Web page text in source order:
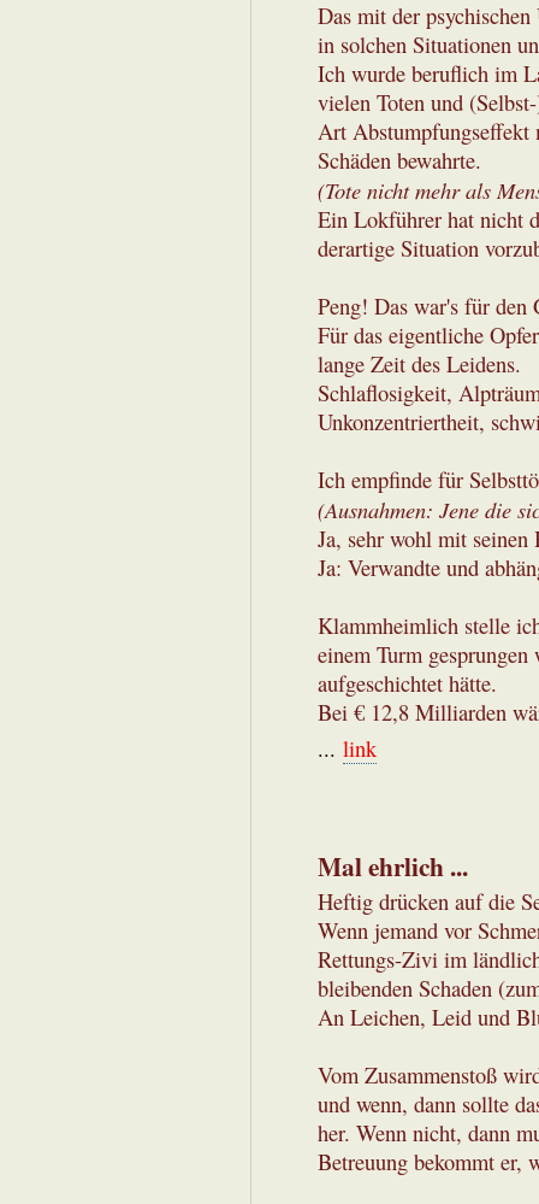
Das mit der
in solchen Situationen
Ich wurde beruflich im
vielen Toten und
Art Abstumpfungseffekt
Schäden bewahrte.
(Tote nicht mehr als
Ein Lokführer hat nicht
derartige Situation
Peng! Das war's für den
Für das eigentliche
lange Zeit des Leidens.
Schlaflosigkeit,
Unkonzentriertheit,
Ich empfinde für
(Ausnahmen: Jene die
Ja, sehr wohl mit seinen
Ja: Verwandte und
Klammheimlich stelle
einem Turm
aufgeschichtet hätte.
Bei € 12,8 Milliarden
... link
Mal ehrlich ...
Heftig drücken auf die
Wenn jemand vor
Rettungs-Zivi im
bleibenden Schaden
An Leichen, Leid und
Vom Zusammenstoß
und wenn, dann sollte
her. Wenn nicht, dann
Betreuung bekommt er,